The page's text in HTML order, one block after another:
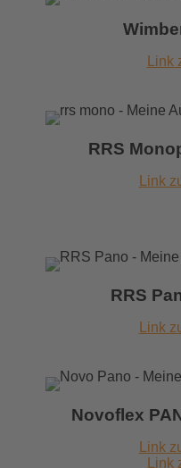
Link
RRS
Link
RRS
Link
Novoflex
Link
Link